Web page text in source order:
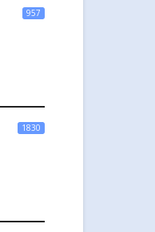
957
1830